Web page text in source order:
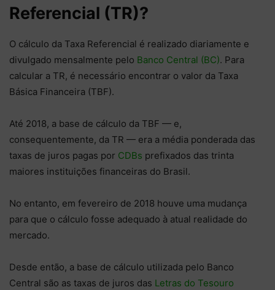
Referencial (TR)?
O cálculo da Taxa Referencial é realizado diariamente e
divulgado mensalmente pelo Banco Central (BC). Para
calcular a TR, é necessário encontrar o valor da Taxa
Básica Financeira (TBF).
Até 2018, a base de cálculo da TBF — e,
consequentemente, da TR — era a média ponderada das
taxas de juros pagas por CDBs prefixados das trinta
maiores instituições financeiras do Brasil.
No entanto, em fevereiro de 2018 houve uma mudança
para que o cálculo fosse adequado à atual realidade do
mercado.
Desde então, a base de cálculo utilizada pelo Banco
Central são as taxas de juros das Letras do Tesouro